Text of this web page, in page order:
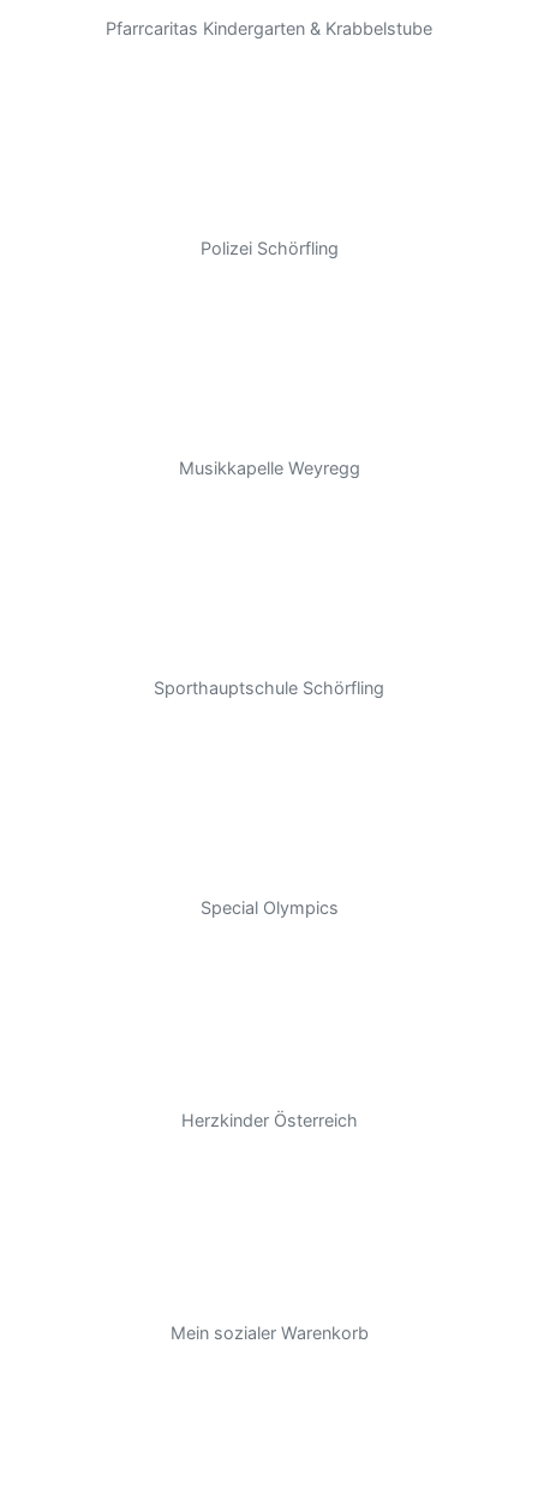
Pfarrcaritas Kindergarten & Krabbelstube
Polizei Schörfling
Musikkapelle Weyregg
Sporthauptschule Schörfling
Special Olympics
Herzkinder Österreich
Mein sozialer Warenkorb